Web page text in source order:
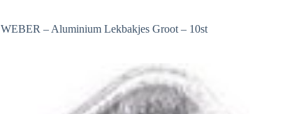
WEBER – Aluminium Lekbakjes Groot – 10st